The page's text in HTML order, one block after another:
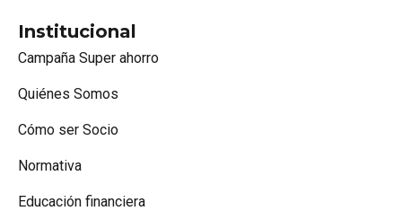
Institucional
Campaña Super ahorro
Quiénes Somos
Cómo ser Socio
Normativa
Educación financiera